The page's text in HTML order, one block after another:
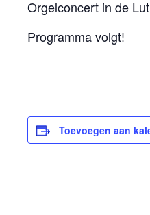
Orgelconcert in de
Programma volgt!
Toevoegen aan